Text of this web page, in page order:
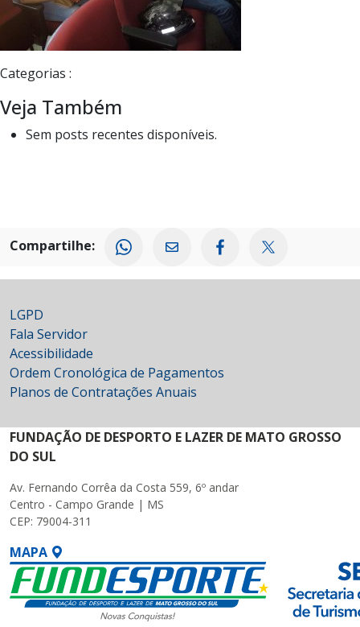
Categorias :
Veja Também
Sem posts recentes disponíveis.
Compartilhe:
LGPD
Fala Servidor
Acessibilidade
Ordem Cronológica de Pagamentos
Planos de Contratações Anuais
FUNDAÇÃO DE DESPORTO E LAZER DE MATO GROSSO
DO SUL
Av. Fernando Corrêa da Costa 559, 6º andar
Centro - Campo Grande | MS
CEP: 79004-311
MAPA